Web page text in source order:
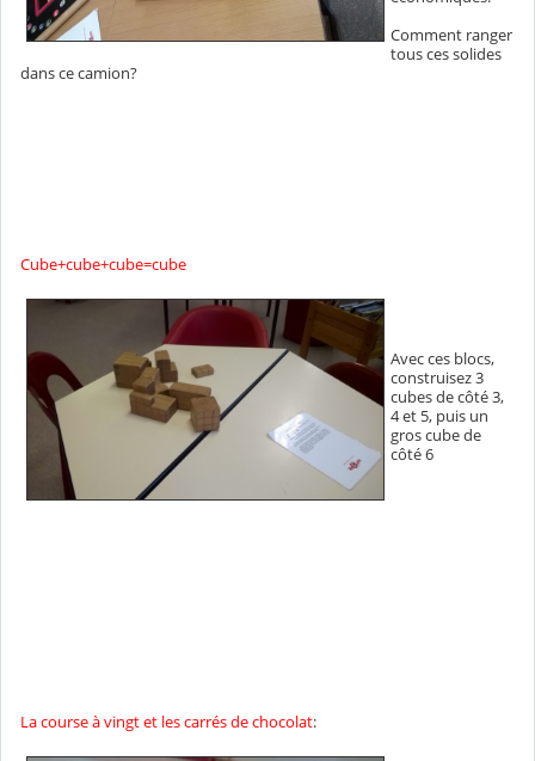
Comment ranger
tous ces solides
dans ce camion?
Cube+cube+cube=cube
Avec ces blocs,
construisez 3
cubes de côté 3,
4 et 5, puis un
gros cube de
côté 6
La course à vingt et les carrés de chocolat: